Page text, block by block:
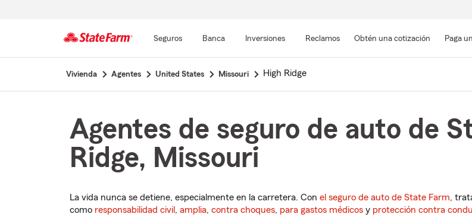
contenido
Seguros Banca Inversiones Reclamos Obtén una cotización Paga
Vivienda Agentes United States Missouri High Ridge
Agentes de seguro de auto de
Ridge, Missouri
La vida nunca se detiene, especialmente en la carretera. Con el seguro de auto de State Farm,
como responsabilidad civil , amplia, contra choques, para gastos médicos y protección contra